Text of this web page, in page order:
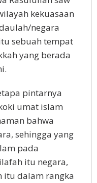
kekuasaan
negara
sebuah tempat
yang berada
pintarnya
umat islam
bahwa
sehingga yang
pada
itu negara,
itu dalam rangka